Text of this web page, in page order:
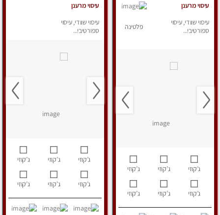
עיסוי מרענן
עיסוי שוודי, עיסוי
ספורטיבי...
פלטינה
ג’קוזי ג’קוזי ג’קוזי
ג’קוזי ג’קוזי ג’קוזי
עיסוי מרענן
עיסוי שוודי, עיסוי
ספורטיבי...
ג’קוזי ג’קוזי ג’קוזי
ג’קוזי ג’קוזי ג’קוזי